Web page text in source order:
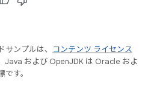
ンプルは、
コンテンツ ライセンス
Java および OpenJDK は Oracle およ
す。